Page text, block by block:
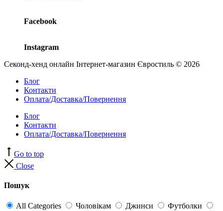
Facebook
Instagram
Секонд-хенд онлайн Інтернет-магазин Євростиль © 2026
Блог
Контакти
Оплата/Доставка/Повернення
Блог
Контакти
Оплата/Доставка/Повернення
Go to top
Close
Пошук
All Categories Чоловікам Джинси
Футболки